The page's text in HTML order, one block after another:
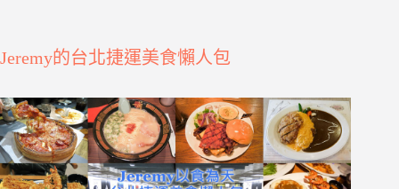
Jeremy的台北捷運美食懶人包